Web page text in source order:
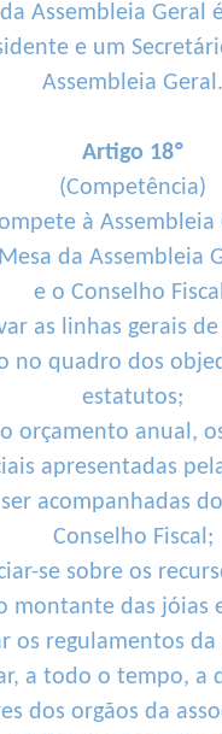
Assembleia Geral
e um
Assembleia Geral.
Artigo 18º
(Competência)
à Assembleia
da Assembleia
e o Conselho
as linhas gerais
no quadro dos
estatutos;
orçamento anual,
apresentadas
acompanhadas
Conselho Fiscal;
se sobre os
montante das jóias
os regulamentos da
a todo o tempo, a
dos orgãos da